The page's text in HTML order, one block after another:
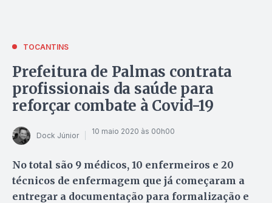
TOCANTINS
Prefeitura de Palmas contrata
profissionais da saúde para
reforçar combate à Covid-19
Dock Júnior 10 maio 2020 às 00h00
No total são 9 médicos, 10 enfermeiros e 20
técnicos de enfermagem que já começaram a
entregar a documentação para formalização e